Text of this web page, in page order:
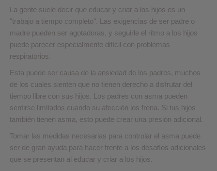
La gente suele decir que educar y criar a los hijos es un
"trabajo a tiempo completo". Las exigencias de ser padre o
madre pueden ser agotadoras, y seguirle el ritmo a los hijos
puede parecer especialmente difícil con problemas
respiratorios.
Esta puede ser causa de la ansiedad de los padres, muchos
de los cuales sienten que no tienen derecho a disfrutar del
tiempo libre con sus hijos. Los padres con asma pueden
sentirse limitados cuando su afección los frena. Si tus hijos
también tienen asma, esto puede crear una presión adicional.
Tomar las medidas necesarias para controlar el asma puede
ser de gran ayuda para hacer frente a los desafíos adicionales
que se presentan al educar y criar a los hijos.